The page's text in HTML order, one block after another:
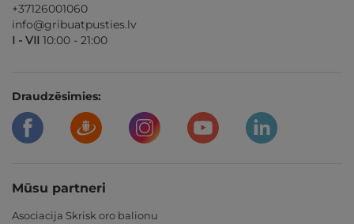
+37126001060
info@gribuatpusties.lv
I - VII 10:00 - 21:00
Draudzēsimies:
Mūsu partneri
Asociacija Skrisk oro balionu